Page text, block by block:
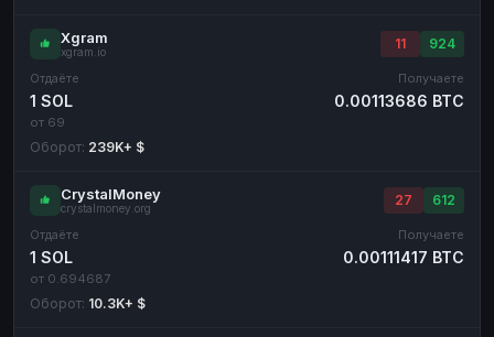
Xgram
xgram.io
11 924
Отдаёте
1 SOL
от 69
Получаете
0.00113686 BTC
Оборот: 239K+ $
CrystalMoney
crystalmoney.org
27 612
Отдаёте
1 SOL
от 0.694687
Получаете
0.00111417 BTC
Оборот: 10.3K+ $